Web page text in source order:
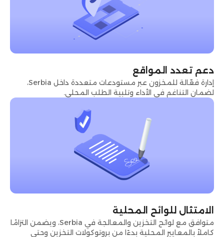
دعم تعدد المواقع
إدارة فعّالة للمخزون عبر مستودعات متعددة داخل Serbia،
لضمان التناغم في الأداء وتلبية الطلب المحلي.
الامتثال للوائح المحلية
متوافق مع لوائح التخزين والمعالجة في Serbia، ويضمن التزامًا
كاملاً بالمعايير المحلية بدءًا من بروتوكولات التخزين وحتى